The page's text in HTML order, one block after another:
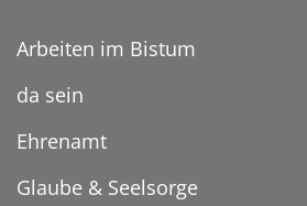
Arbeiten im Bistum
da sein
Ehrenamt
Glaube & Seelsorge